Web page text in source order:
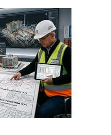
к реконструкции,
техническое
силу.